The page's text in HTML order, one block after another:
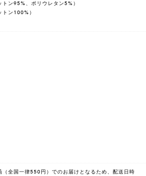
ン95%、ポリウレタン5%）
トン100%）
（全国一律550円）でのお届けとなるため、配送日時